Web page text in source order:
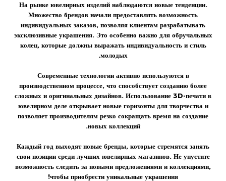
На рынке ювелирных изделий наблюдаются новые тенденции.
Множество брендов начали предоставлять возможность
индивидуальных заказов, позволяя клиентам разрабатывать
эксклюзивные украшения. Это особенно важно для обручальных
колец, которые должны выражать индивидуальность и стиль
молодых.
Современные технологии активно используются в
производственном процессе, что способствует созданию более
сложных и оригинальных дизайнов. Использование 3D-печати в
ювелирном деле открывает новые горизонты для творчества и
позволяет производителям резко сокращать время на создание
новых коллекций.
Каждый год выходят новые бренды, которые стремятся занять
свои позиции среди лучших ювелирных магазинов. Не упустите
возможность следить за новыми предложениями и коллекциями,
чтобы приобрести уникальные украшения!